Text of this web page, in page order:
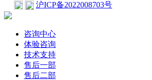
沪ICP备2022008703号
咨询中心
体验咨询
技术支持
售后一部
售后二部